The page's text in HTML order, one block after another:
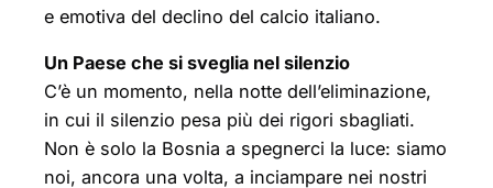
e emotiva del declino del calcio italiano.
Un Paese che si sveglia nel silenzio
C’è un momento, nella notte dell’eliminazione,
in cui il silenzio pesa più dei rigori sbagliati.
Non è solo la Bosnia a spegnerci la luce: siamo
noi, ancora una volta, a inciampare nei nostri